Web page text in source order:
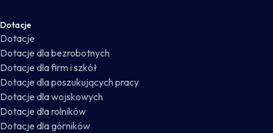
Dotacje
Dotacje
Dotacje dla bezrobotnych
Dotacje dla firm i szkół
Dotacje dla poszukujących pracy
Dotacje dla wojskowych
Dotacje dla rolników
Dotacje dla górników